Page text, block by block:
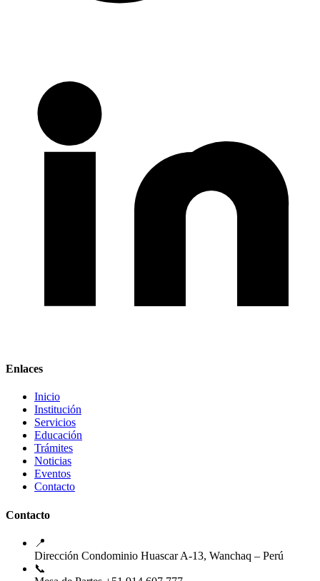
Enlaces
Inicio
Institución
Servicios
Educación
Trámites
Noticias
Eventos
Contacto
Contacto
📍
Dirección Condominio Huascar A-13, Wanchaq – Perú
📞